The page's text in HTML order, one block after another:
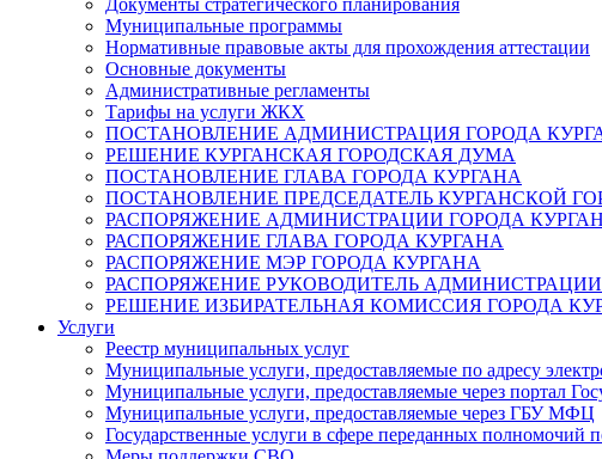
Документы стратегического планирования
Муниципальные программы
Нормативные правовые акты для прохождения аттестации
Основные документы
Административные регламенты
Тарифы на услуги ЖКХ
ПОСТАНОВЛЕНИЕ АДМИНИСТРАЦИЯ ГОРОДА
РЕШЕНИЕ КУРГАНСКАЯ ГОРОДСКАЯ ДУМА
ПОСТАНОВЛЕНИЕ ГЛАВА ГОРОДА КУРГАНА
ПОСТАНОВЛЕНИЕ ПРЕДСЕДАТЕЛЬ КУРГАНСКОЙ
РАСПОРЯЖЕНИЕ АДМИНИСТРАЦИИ ГОРОДА
РАСПОРЯЖЕНИЕ ГЛАВА ГОРОДА КУРГАНА
РАСПОРЯЖЕНИЕ МЭР ГОРОДА КУРГАНА
РАСПОРЯЖЕНИЕ РУКОВОДИТЕЛЬ АДМИНИСТРАЦИИ
РЕШЕНИЕ ИЗБИРАТЕЛЬНАЯ КОМИССИЯ ГОРОДА
Услуги
Реестр муниципальных услуг
Муниципальные услуги, предоставляемые по адресу
Муниципальные услуги, предоставляемые через портал
Муниципальные услуги, предоставляемые через ГБУ МФЦ
Государственные услуги в сфере переданных полномочий